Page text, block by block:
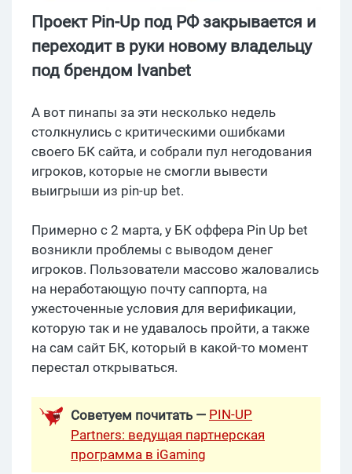
Проект Pin-Up под РФ закрывается и
переходит в руки новому владельцу
под брендом Ivanbet
А вот пинапы за эти несколько недель
столкнулись с критическими ошибками
своего БК сайта, и собрали пул негодования
игроков, которые не смогли вывести
выигрыши из pin-up bet.
Примерно с 2 марта, у БК оффера Pin Up bet
возникли проблемы с выводом денег
игроков. Пользователи массово жаловались
на неработающую почту саппорта, на
ужесточенные условия для верификации,
которую так и не удавалось пройти, а также
на сам сайт БК, который в какой-то момент
перестал открываться.
Советуем почитать — PIN-UP
Partners: ведущая партнерская
программа в iGaming